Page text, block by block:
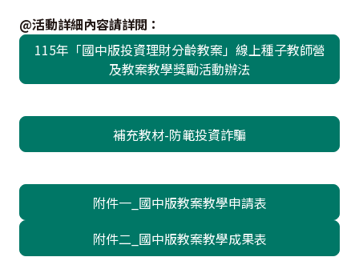
@活動詳細內容請詳閱：
115年「國中版投資理財分齡教案」線上種子教師營
及教案教學獎勵活動辦法
補充教材-防範投資詐騙
附件一_國中版教案教學申請表
附件二_國中版教案教學成果表